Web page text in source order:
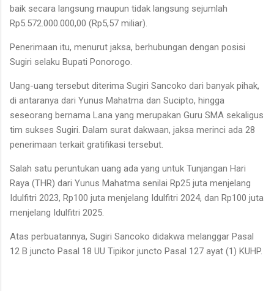
baik secara langsung maupun tidak langsung sejumlah
Rp5.572.000.000,00 (Rp5,57 miliar).
Penerimaan itu, menurut jaksa, berhubungan dengan posisi
Sugiri selaku Bupati Ponorogo.
Uang-uang tersebut diterima Sugiri Sancoko dari banyak pihak,
di antaranya dari Yunus Mahatma dan Sucipto, hingga
seseorang bernama Lana yang merupakan Guru SMA sekaligus
tim sukses Sugiri. Dalam surat dakwaan, jaksa merinci ada 28
penerimaan terkait gratifikasi tersebut.
Salah satu peruntukan uang ada yang untuk Tunjangan Hari
Raya (THR) dari Yunus Mahatma senilai Rp25 juta menjelang
Idulfitri 2023, Rp100 juta menjelang Idulfitri 2024, dan Rp100 juta
menjelang Idulfitri 2025.
Atas perbuatannya, Sugiri Sancoko didakwa melanggar Pasal
12 B juncto Pasal 18 UU Tipikor juncto Pasal 127 ayat (1) KUHP.